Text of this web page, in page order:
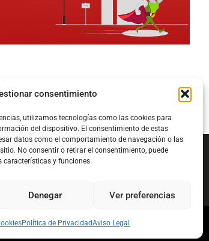
consentimiento
utilizamos tecnologías como las cookies para
del dispositivo. El consentimiento de estas
datos como el comportamiento de navegación o las
No consentir o retirar el consentimiento, puede
características y funciones.
Denegar Ver preferencias
Política de PrivacidadAviso Legal
Política de PrivacidadAcerca de Nosotros